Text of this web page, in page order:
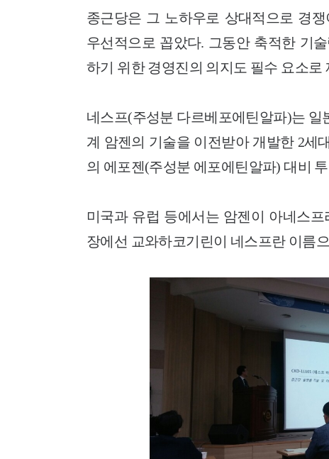
종근당은 그 노하우로 상대적으로 경
우선적으로 꼽았다. 그동안 축적한 기
하기 위한 경영진의 의지도 필수 요소로
네스프(주성분 다르베포에틴알파)는
계 암젠의 기술을 이전받아 개발한 2세
의 에포젠(주성분 에포에틴알파) 대비
미국과 유럽 등에서는 암젠이 아네스
장에선 교와하코기린이 네스프란 이름